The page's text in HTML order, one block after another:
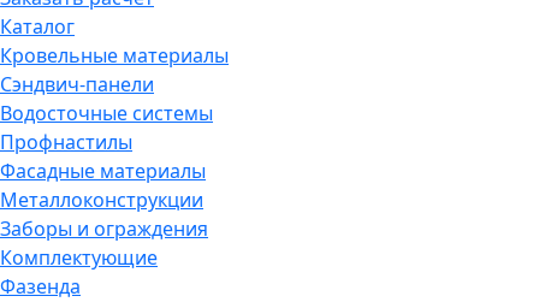
Каталог
Кровельные материалы
Сэндвич-панели
Водосточные системы
Профнастилы
Фасадные материалы
Металлоконструкции
Заборы и ограждения
Комплектующие
Фазенда